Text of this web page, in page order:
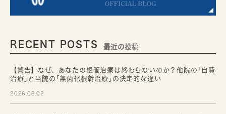
RECENT POSTS 最近の投稿
【警告】なぜ、あなたの根管治療は終わらないのか？他院の｢自費
治療｣と当院の｢無菌化根幹治療｣の決定的な違い
2026.08.02